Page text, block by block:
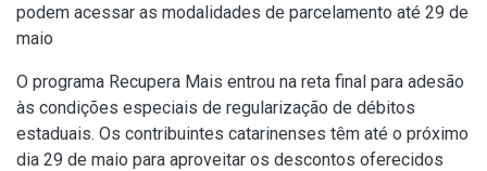
podem acessar as modalidades de parcelamento até 29 de
maio
O programa Recupera Mais entrou na reta final para adesão
às condições especiais de regularização de débitos
estaduais. Os contribuintes catarinenses têm até o próximo
dia 29 de maio para aproveitar os descontos oferecidos